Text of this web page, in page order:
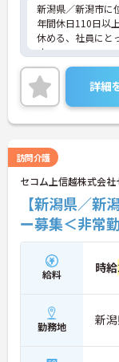
■ 未経験でも安
これから介護を始
・日勤から夜勤ま
→ 自分のペース
新潟県／新潟市に
年間休日110日以
休める、社員にと
す。
お持ちの資格や経
て活躍できる環境
ご興味をお持ちの
い。
詳細
訪問介護
セコム上信越株式会
【新潟県／新
ー募集＜非常
給料 時給
勤務地 新